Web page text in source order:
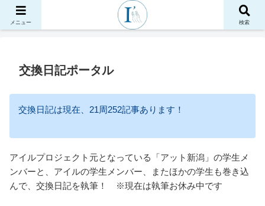
交換日記ポータル
交換日記は現在、21周252記事あります！
アイルプロジェクト元となっている「アット新潟」の学生メ
ンバーと、アイルの学生メンバー、またほかの学生も巻き込
んで、交換日記を執筆！ ※現在は執筆お休み中です
メニュー 検索